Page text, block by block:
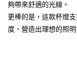
夠帶來舒適的光線。
更棒的是，這款杯燈
度，營造出理想的照明